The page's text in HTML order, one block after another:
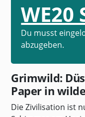
WE20
Du musst
abzugeben.
Grimwild:
Paper in
Die Zivilisation ist